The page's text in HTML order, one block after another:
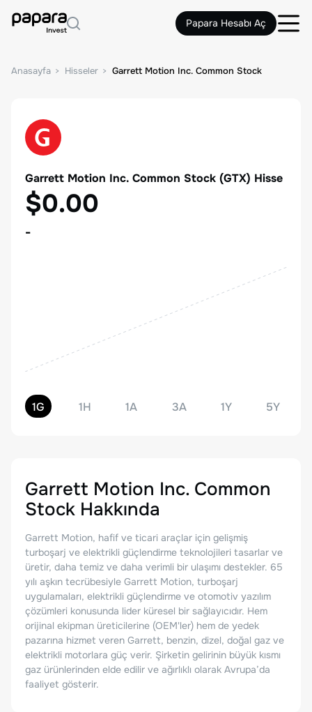
Papara Hesabı Aç
Anasayfa Hisseler Garrett Motion Inc. Common Stock
Garrett Motion Inc. Common Stock (GTX) Hisse
$0.00
-
1G 1H 1A 3A 1Y 5Y
Garrett Motion Inc. Common
Stock Hakkında
Garrett Motion, hafif ve ticari araçlar için gelişmiş
turboşarj ve elektrikli güçlendirme teknolojileri tasarlar ve
üretir, daha temiz ve daha verimli bir ulaşımı destekler. 65
yılı aşkın tecrübesiyle Garrett Motion, turboşarj
uygulamaları, elektrikli güçlendirme ve otomotiv yazılım
çözümleri konusunda lider küresel bir sağlayıcıdır. Hem
orijinal ekipman üreticilerine (OEM'ler) hem de yedek
pazarına hizmet veren Garrett, benzin, dizel, doğal gaz ve
elektrikli motorlara güç verir. Şirketin gelirinin büyük kısmı
gaz ürünlerinden elde edilir ve ağırlıklı olarak Avrupa’da
faaliyet gösterir.